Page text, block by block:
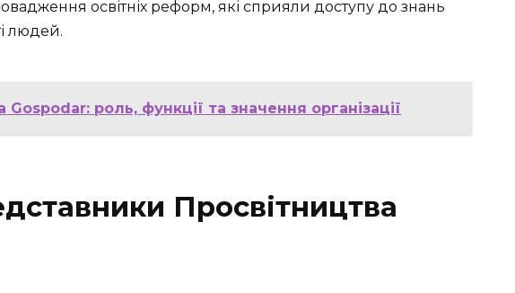
освітніх реформ, які сприяли доступу до знань
людей.
Gospodar: роль, функції та значення організації
Просвітництва